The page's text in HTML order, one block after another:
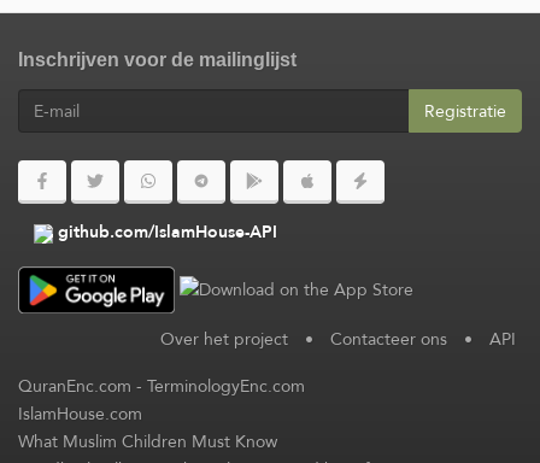
Inschrijven voor de mailinglijst
Registratie
github.com/IslamHouse-API
Over het project • Contacteer ons • API
QuranEnc.com-TerminologyEnc.com
IslamHouse.com
What Muslim Children Must Know